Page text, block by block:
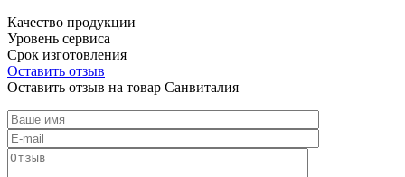
Качество продукции
Уровень сервиса
Срок изготовления
Оставить отзыв
Оставить отзыв на товар Санвиталия